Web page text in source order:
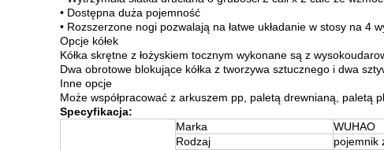
• Dostępna duża pojemność
• Rozszerzone nogi pozwalają na łatwe układanie w stosy na 4
Opcje kółek
Kółka skrętne z łożyskiem tocznym wykonane są z
Dwa obrotowe blokujące kółka z tworzywa sztucznego i dwa
Inne opcje
Może współpracować z arkuszem pp, paletą drewnianą, paletą
Specyfikacja:
Marka
WUHAO
Rodzaj
pojemnik